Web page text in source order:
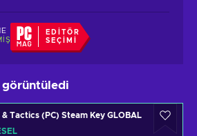
EDITÖR
SEÇIMI
görüntüledi
& Tactics (PC) Steam Key GLOBAL